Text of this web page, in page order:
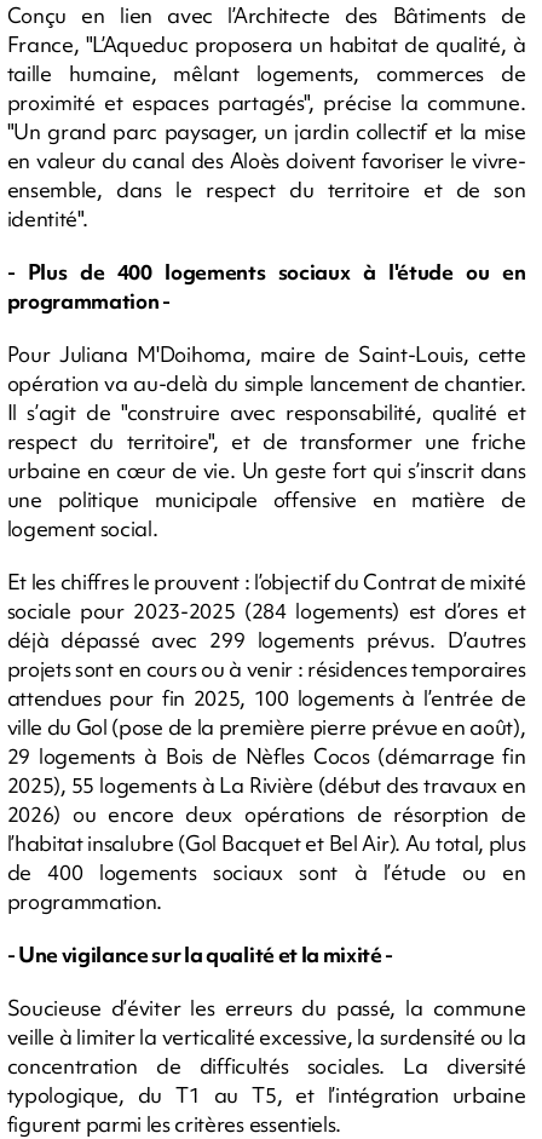
Conçu en lien avec l’Architecte des Bâtiments de
France, "L’Aqueduc proposera un habitat de qualité, à
taille humaine, mêlant logements, commerces de
proximité et espaces partagés", précise la commune.
"Un grand parc paysager, un jardin collectif et la mise
en valeur du canal des Aloès doivent favoriser le vivre-
ensemble, dans le respect du territoire et de son
identité".
- Plus de 400 logements sociaux à l'étude ou en
programmation -
Pour Juliana M'Doihoma, maire de Saint-Louis, cette
opération va au-delà du simple lancement de chantier.
Il s’agit de "construire avec responsabilité, qualité et
respect du territoire", et de transformer une friche
urbaine en cœur de vie. Un geste fort qui s’inscrit dans
une politique municipale offensive en matière de
logement social.
Et les chiffres le prouvent : l’objectif du Contrat de mixité
sociale pour 2023-2025 (284 logements) est d’ores et
déjà dépassé avec 299 logements prévus. D’autres
projets sont en cours ou à venir : résidences temporaires
attendues pour fin 2025, 100 logements à l’entrée de
ville du Gol (pose de la première pierre prévue en août),
29 logements à Bois de Nèfles Cocos (démarrage fin
2025), 55 logements à La Rivière (début des travaux en
2026) ou encore deux opérations de résorption de
l’habitat insalubre (Gol Bacquet et Bel Air). Au total, plus
de 400 logements sociaux sont à l’étude ou en
programmation.
- Une vigilance sur la qualité et la mixité -
Soucieuse d’éviter les erreurs du passé, la commune
veille à limiter la verticalité excessive, la surdensité ou la
concentration de difficultés sociales. La diversité
typologique, du T1 au T5, et l’intégration urbaine
figurent parmi les critères essentiels.